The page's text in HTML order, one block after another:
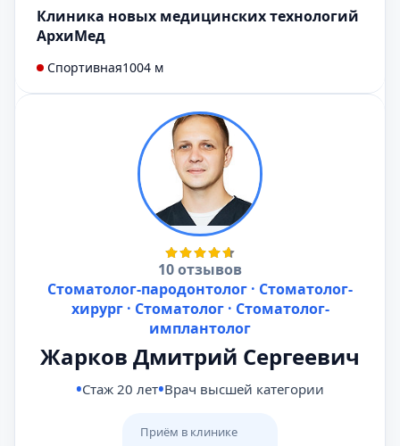
Клиника новых медицинских технологий
АрхиМед
Спортивная1004 м
10 отзывов
Стоматолог-пародонтолог · Стоматолог-
хирург · Стоматолог · Стоматолог-
имплантолог
Жарков Дмитрий Сергеевич
Стаж 20 лет Врач высшей категории
Приём в клинике